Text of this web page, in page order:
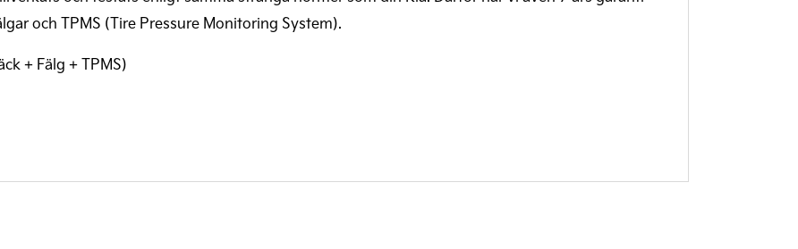
och TPMS (Tire Pressure Monitoring System).
+ Fälg + TPMS)